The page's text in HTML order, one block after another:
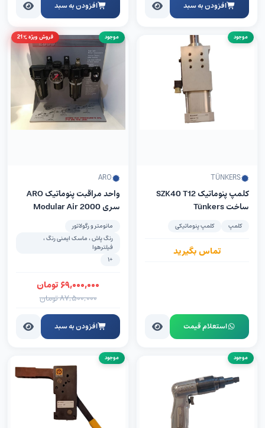
افزودن به سبد افزودن به سبد
موجود
TÜNKERS
کلمپ پنوماتیک SZK40 T12
ساخت Tünkers
کلمپ کلمپ پنوماتیکی
تماس بگیرید
استعلام قیمت
موجود فروش ویژه %21
ARO
واحد مراقبت پنوماتیک ARO
سری Modular Air 2000
مانومتر و رگولاتور
رنگ پاش ، ماسک ایمنی رنگ ،
فیلترهوا
+1
۶۹,۰۰۰,۰۰۰تومان
۸۷,۵۰۰,۰۰۰تومان
افزودن به سبد
موجود موجود